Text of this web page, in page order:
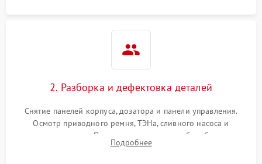
2. Разборка и дефектовка деталей
Снятие панелей корпуса, дозатора и панели управления.
Осмотр приводного ремня, ТЭНа, сливного насоса и
амортизаторов. Проверка подшипников барабана и
крестовины на износ, а манжеты люка на разрывы.
Подробнее